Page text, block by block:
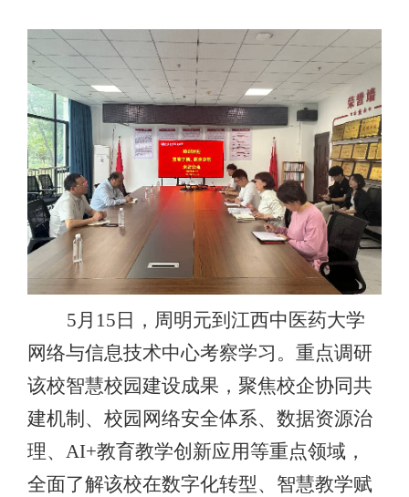
5月15日，周明元到江西中医药大学
网络与信息技术中心考察学习。重点调研
该校智慧校园建设成果，聚焦校企协同共
建机制、校园网络安全体系、数据资源治
理、AI+教育教学创新应用等重点领域，
全面了解该校在数字化转型、智慧教学赋